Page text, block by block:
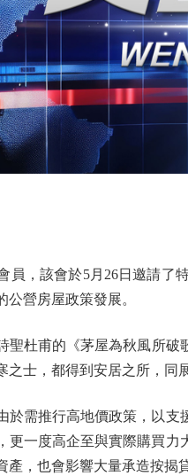
，該會於5月26日邀請了
營房屋政策發展。
杜甫的《茅屋為秋風所破
士，都得到安居之所，同
推行高地價政策，以支
更一度高企至與實際購買
，也會影響大量承造按揭